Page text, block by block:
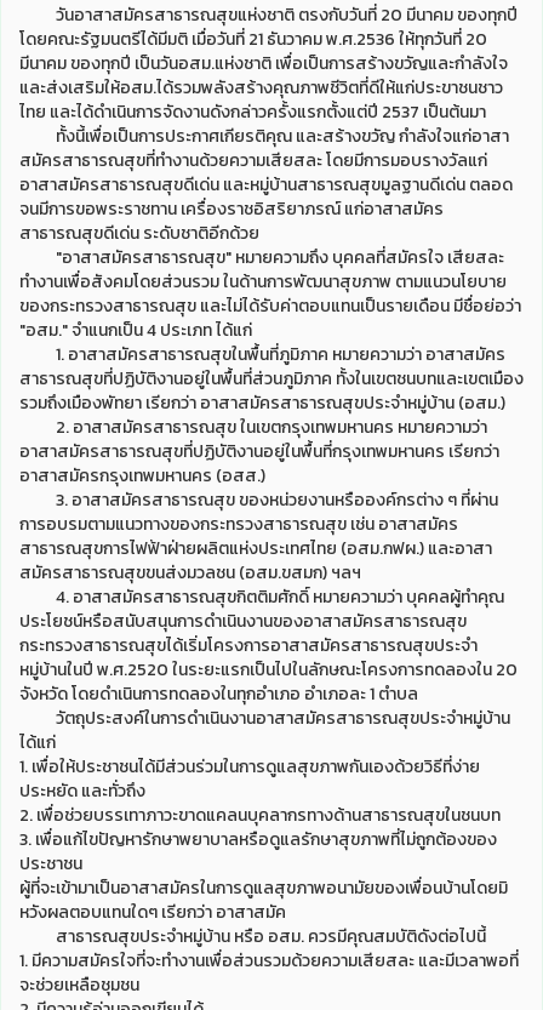
วันอาสาสมัครสาธารณสุขแห่งชาติ ตรงกับวันที่ 20 มีนาคม ของทุกปี
โดยคณะรัฐมนตรีได้มีมติ เมื่อวันที่ 21 ธันวาคม พ.ศ.2536 ให้ทุกวันที่ 20
มีนาคม ของทุกปี เป็นวันอสม.แห่งชาติ เพื่อเป็นการสร้างขวัญและกำลังใจ
และส่งเสริมให้อสม.ได้รวมพลังสร้างคุณภาพชีวิตที่ดีให้แก่ประขาชนชาว
ไทย และได้ดำเนินการจัดงานดังกล่าวครั้งแรกตั้งแต่ปี 2537 เป็นต้นมา
ทั้งนี้เพื่อเป็นการประกาศเกียรติคุณ และสร้างขวัญ กำลังใจแก่อาสา
สมัครสาธารณสุขที่ทำงานด้วยความเสียสละ โดยมีการมอบรางวัลแก่
อาสาสมัครสาธารณสุขดีเด่น และหมู่บ้านสาธารณสุขมูลฐานดีเด่น ตลอด
จนมีการขอพระราชทาน เครื่องราชอิสริยาภรณ์ แก่อาสาสมัคร
สาธารณสุขดีเด่น ระดับชาติอีกด้วย
"อาสาสมัครสาธารณสุข" หมายความถึง บุคคลที่สมัครใจ เสียสละ
ทำงานเพื่อสังคมโดยส่วนรวม ในด้านการพัฒนาสุขภาพ ตามแนวนโยบาย
ของกระทรวงสาธารณสุข และไม่ได้รับค่าตอบแทนเป็นรายเดือน มีชื่อย่อว่า
"อสม." จำแนกเป็น 4 ประเภท ได้แก่
1. อาสาสมัครสาธารณสุขในพื้นที่ภูมิภาค หมายความว่า อาสาสมัคร
สาธารณสุขที่ปฏิบัติงานอยู่ในพื้นที่ส่วนภูมิภาค ทั้งในเขตชนบทและเขตเมือง
รวมถึงเมืองพัทยา เรียกว่า อาสาสมัครสาธารณสุขประจำหมู่บ้าน (อสม.)
2. อาสาสมัครสาธารณสุข ในเขตกรุงเทพมหานคร หมายความว่า
อาสาสมัครสาธารณสุขที่ปฏิบัติงานอยู่ในพื้นที่กรุงเทพมหานคร เรียกว่า
อาสาสมัครกรุงเทพมหานคร (อสส.)
3. อาสาสมัครสาธารณสุข ของหน่วยงานหรือองค์กรต่าง ๆ ที่ผ่าน
การอบรมตามแนวทางของกระทรวงสาธารณสุข เช่น อาสาสมัคร
สาธารณสุขการไฟฟ้าฝ่ายผลิตแห่งประเทศไทย (อสม.กฟผ.) และอาสา
สมัครสาธารณสุขขนส่งมวลชน (อสม.ขสมก) ฯลฯ
4. อาสาสมัครสาธารณสุขกิตติมศักดิ์ หมายความว่า บุคคลผู้ทำคุณ
ประโยชน์หรือสนับสนุนการดำเนินงานของอาสาสมัครสาธารณสุข
กระทรวงสาธารณสุขได้เริ่มโครงการอาสาสมัครสาธารณสุขประจำ
หมู่บ้านในปี พ.ศ.2520 ในระยะแรกเป็นไปในลักษณะโครงการทดลองใน 20
จังหวัด โดยดำเนินการทดลองในทุกอำเภอ อำเภอละ 1 ตำบล
วัตถุประสงค์ในการดำเนินงานอาสาสมัครสาธารณสุขประจำหมู่บ้าน
ได้แก่
1. เพื่อให้ประชาชนได้มีส่วนร่วมในการดูแลสุขภาพกันเองด้วยวิธีที่ง่าย
ประหยัด และทั่วถึง
2. เพื่อช่วยบรรเทาภาวะขาดแคลนบุคลากรทางด้านสาธารณสุขในชนบท
3. เพื่อแก้ไขปัญหารักษาพยาบาลหรือดูแลรักษาสุขภาพที่ไม่ถูกต้องของ
ประชาชน
ผู้ที่จะเข้ามาเป็นอาสาสมัครในการดูแลสุขภาพอนามัยของเพื่อนบ้านโดยมิ
หวังผลตอบแทนใดๆ เรียกว่า อาสาสมัค
สาธารณสุขประจำหมู่บ้าน หรือ อสม. ควรมีคุณสมบัติดังต่อไปนี้
1. มีความสมัครใจที่จะทำงานเพื่อส่วนรวมด้วยความเสียสละ และมีเวลาพอที่
จะช่วยเหลือชุมชน